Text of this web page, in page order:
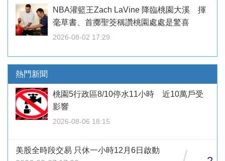
NBA灌籃王Zach LaVine 降臨桃園大溪 揮
毫草書、首擲聖筊稱讚桃園處處是驚喜
2026-08-02 17:29
熱門新聞
桃園5行政區8/10停水11小時 近10萬戶受
影響
2026-08-06 18:15
美股全時段交易 只休一小時12月6日啟動